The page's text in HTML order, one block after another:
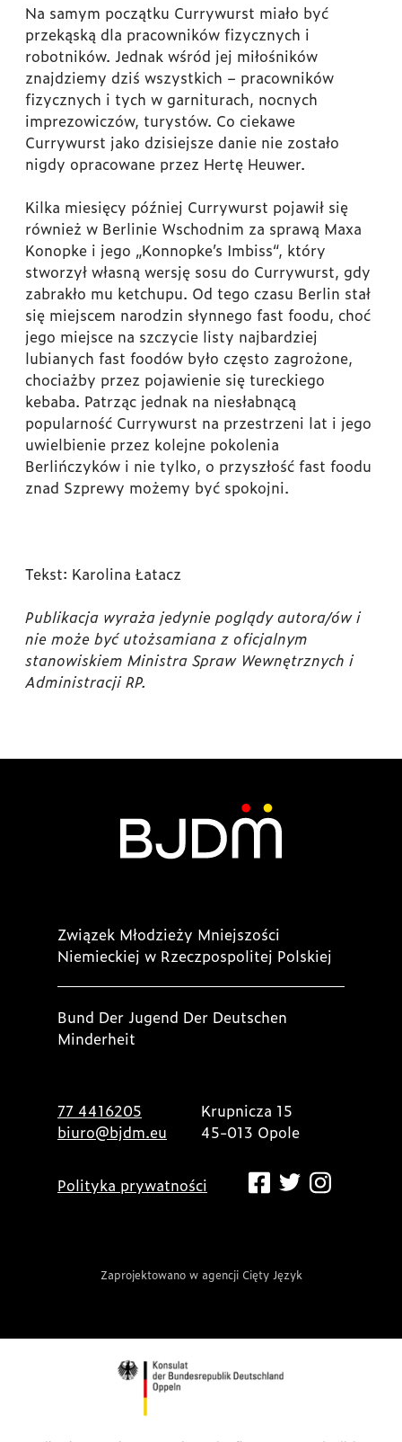
Na samym początku Currywurst miało być
przekąską dla pracowników fizycznych i
robotników. Jednak wśród jej miłośników
znajdziemy dziś wszystkich – pracowników
fizycznych i tych w garniturach, nocnych
imprezowiczów, turystów. Co ciekawe
Currywurst jako dzisiejsze danie nie zostało
nigdy opracowane przez Hertę Heuwer.
Kilka miesięcy później Currywurst pojawił się
również w Berlinie Wschodnim za sprawą Maxa
Konopke i jego „Konnopke’s Imbiss“, który
stworzył własną wersję sosu do Currywurst, gdy
zabrakło mu ketchupu. Od tego czasu Berlin stał
się miejscem narodzin słynnego fast foodu, choć
jego miejsce na szczycie listy najbardziej
lubianych fast foodów było często zagrożone,
chociażby przez pojawienie się tureckiego
kebaba. Patrząc jednak na niesłabnącą
popularność Currywurst na przestrzeni lat i jego
uwielbienie przez kolejne pokolenia
Berlińczyków i nie tylko, o przyszłość fast foodu
znad Szprewy możemy być spokojni.
Tekst: Karolina Łatacz
Publikacja wyraża jedynie poglądy autora/ów i
nie może być utożsamiana z oficjalnym
stanowiskiem Ministra Spraw Wewnętrznych i
Administracji RP.
Związek Młodzieży Mniejszości
Niemieckiej w Rzeczpospolitej Polskiej
Bund Der Jugend Der Deutschen
Minderheit
77 4416205
biuro@bjdm.eu
Krupnicza 15
45-013 Opole
Polityka prywatności
Zaprojektowano w agencji Cięty Język